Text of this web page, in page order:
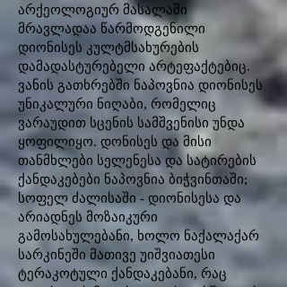
არქეოლოგიურ მასალაში
მრავლადაა წარმოდგენილი
დიონისეს კულტმსახურების
დამადასტურებელი არტეფაქტებიც.
ვანის გათხრებში ნაპოვნია დიონისეს
უნიკალური ნიღაბი, რომელიც
ვარაუდით სცენის სამშვენისი უნდა
ყოფილიყო. დონისეს და მისი
თანმხლები სელენესა და სატირების
ქანდაკებები ნაპოვნია ბიჭვინთაში;
სოფელ ძალისაში - დიონისესა და
არიადნეს მოზაიკური
გამოსახულებანი, ხოლო ნაქალაქარ
სარკინეში მათივე უიშვიათესი
ტერაკოტული ქანდაკებანი, რაც